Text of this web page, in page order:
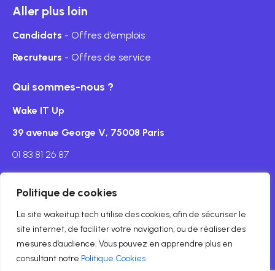
Politique de cookies
Le site wakeitup.tech utilise des cookies, afin de sécuriser le
site internet, de faciliter votre navigation, ou de réaliser des
mesures d’audience. Vous pouvez en apprendre plus en
consultant notre Politique Cookies
Aller plus loin
Candidats - Offres d’emplois
Recruteurs - Offres de service
Mentions légales
© Copyright wakeitup.tech 2024
Qui sommes-nous ?
Wake IT Up
39 avenue George V, 75008 Paris
01 83 81 26 87